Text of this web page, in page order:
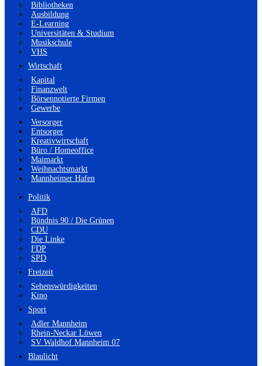
Bibliotheken
Ausbildung
E-Learning
Universitäten & Studium
Musikschule
VHS
Wirtschaft
Kapital
Finanzwelt
Börsennotierte Firmen
Gewerbe
Versorger
Entsorger
Kreativwirtschaft
Büro / Homeoffice
Maimarkt
Weihnachtsmarkt
Mannheimer Hafen
Politik
AFD
Bündnis 90 / Die Grünen
CDU
Die Linke
FDP
SPD
Freizeit
Sehenswürdigkeiten
Kino
Sport
Adler Mannheim
Rhein-Neckar Löwen
SV Waldhof Mannheim 07
Blaulicht